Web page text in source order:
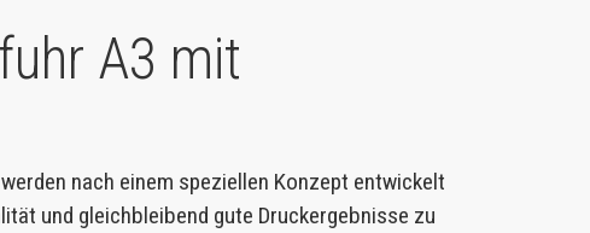
A3 mit
nach einem speziellen Konzept entwickelt
und gleichbleibend gute Druckergebnisse zu